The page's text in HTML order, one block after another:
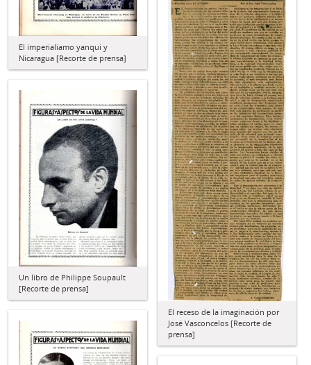
El imperialiamo yanqui y
Nicaragua [Recorte de prensa]
El receso de la imaginación por
José Vasconcelos [Recorte de
prensa]
Un libro de Philippe Soupault
[Recorte de prensa]